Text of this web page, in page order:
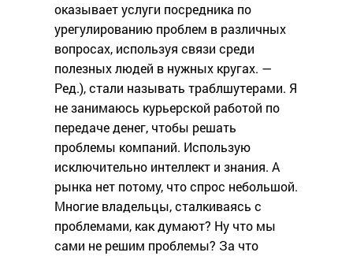
оказывает услуги посредника по
урегулированию проблем в различных
вопросах, используя связи среди
полезных людей в нужных кругах. —
Ред.), стали называть траблшутерами. Я
не занимаюсь курьерской работой по
передаче денег, чтобы решать
проблемы компаний. Использую
исключительно интеллект и знания. А
рынка нет потому, что спрос небольшой.
Многие владельцы, сталкиваясь с
проблемами, как думают? Ну что мы
сами не решим проблемы? За что